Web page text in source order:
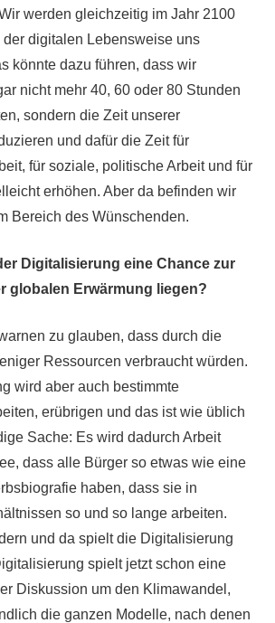
werden gleichzeitig im Jahr 2100
der digitalen Lebensweise uns
könnte dazu führen, dass wir
nicht mehr 40, 60 oder 80 Stunden
sondern die Zeit unserer
und dafür die Zeit für
für soziale, politische Arbeit und für
erhöhen. Aber da befinden wir
Bereich des Wünschenden.
Digitalisierung eine Chance zur
globalen Erwärmung liegen?
zu glauben, dass durch die
Ressourcen verbraucht würden.
wird aber auch bestimmte
erübrigen und das ist wie üblich
Sache: Es wird dadurch Arbeit
dass alle Bürger so etwas wie eine
haben, dass sie in
so und so lange arbeiten.
und da spielt die Digitalisierung
spielt jetzt schon eine
Diskussion um den Klimawandel,
die ganzen Modelle, nach denen